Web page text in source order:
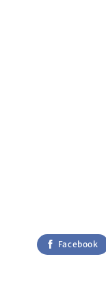
Facebook